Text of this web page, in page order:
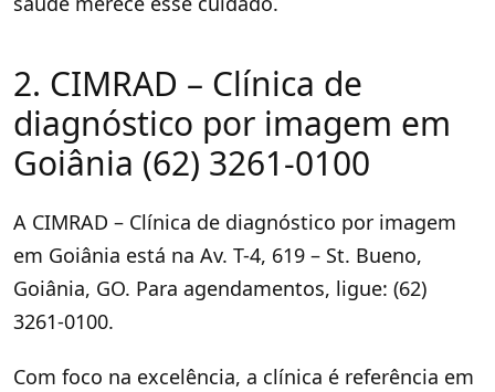
2. CIMRAD – Clínica de
diagnóstico por imagem em
Goiânia (62) 3261-0100
A CIMRAD – Clínica de diagnóstico por imagem
em Goiânia está na Av. T-4, 619 – St. Bueno,
Goiânia, GO. Para agendamentos, ligue: (62)
3261-0100.
Com foco na excelência, a clínica é referência em